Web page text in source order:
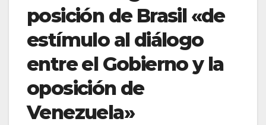
posición de Brasil «de
estímulo al diálogo
entre el Gobierno y la
oposición de
Venezuela»